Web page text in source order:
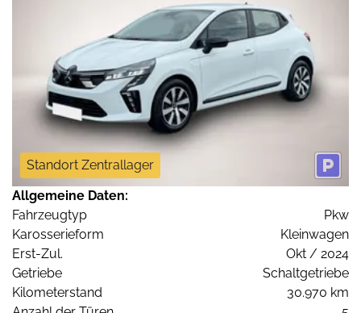
Standort Zentrallager
Allgemeine Daten:
Fahrzeugtyp
Pkw
Karosserieform
Kleinwagen
Erst-Zul.
Okt / 2024
Getriebe
Schaltgetriebe
Kilometerstand
30.970 km